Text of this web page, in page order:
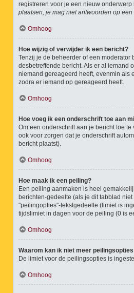
registreren voor je een nieuw
plaatsen, je mag niet antwoorden op
Omhoog
Hoe wijzig of verwijder ik een bericht?
Tenzij je de beheerder of een
desbetreffende bericht. Als er al iemand
niemand gereageerd heeft, evenmin als
zodra er iemand op gereageerd heeft.
Omhoog
Hoe voeg ik een onderschrift toe aan
Om een onderschrift aan je bericht toe
ook voor zorgen dat je onderschrift
bericht plaatst).
Omhoog
Hoe maak ik een peiling?
Een peiling aanmaken is heel
berichten-gedeelte (als je dit tabblad
"peilingopties"-tekstgedeelte (limiet is
tijdslimiet in dagen voor de peiling (0 is
Omhoog
Waarom kan ik niet meer
De limiet voor de peilingsopties is
Omhoog